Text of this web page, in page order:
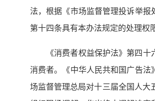
法，根据《市场监督管理投诉举
第十四条具有本办法规定的处理
《消费者权益保护法》第四
消费者。《中华人民共和国广告
场监督管理总局对十三届全国人